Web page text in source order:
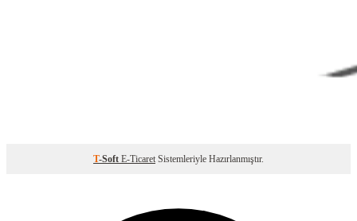
T-Soft E-Ticaret Sistemleriyle Hazırlanmıştır.